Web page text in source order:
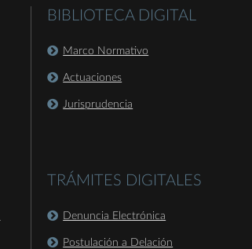
BIBLIOTECA DIGITAL
Marco Normativo
Actuaciones
Jurisprudencia
TRÁMITES DIGITALES
Denuncia Electrónica
Postulación a Delación